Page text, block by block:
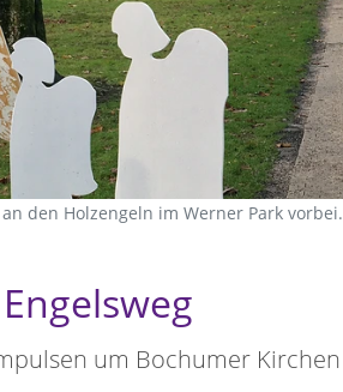
den Holzengeln im Werner Park vorbei.
um Bochumer Kirchen